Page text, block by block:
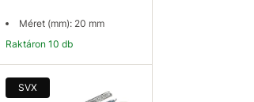
Méret (mm): 20 mm
Raktáron 10 db
SVX